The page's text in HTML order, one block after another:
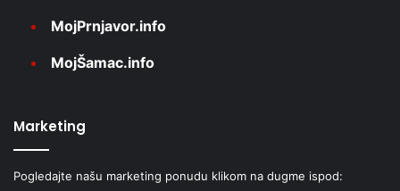
MojPrnjavor.info
MojŠamac.info
Marketing
Pogledajte našu marketing ponudu klikom na dugme ispod: